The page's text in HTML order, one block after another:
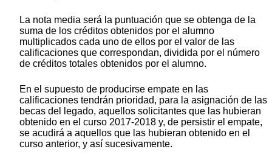
La nota media será la puntuación que se obtenga de la
suma de los créditos obtenidos por el alumno
multiplicados cada uno de ellos por el valor de las
calificaciones que correspondan, dividida por el número
de créditos totales obtenidos por el alumno.
En el supuesto de producirse empate en las
calificaciones tendrán prioridad, para la asignación de las
becas del legado, aquellos solicitantes que las hubieran
obtenido en el curso 2017-2018 y, de persistir el empate,
se acudirá a aquellos que las hubieran obtenido en el
curso anterior, y así sucesivamente.